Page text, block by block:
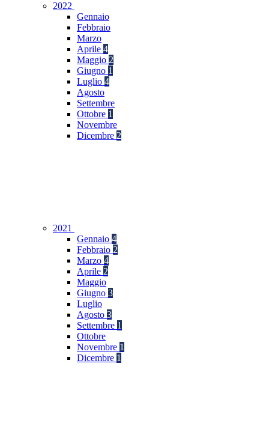
2022
Gennaio
Febbraio
Marzo
Aprile 4
Maggio 2
Giugno 1
Luglio 4
Agosto
Settembre
Ottobre 1
Novembre
Dicembre 2
2021
Gennaio 4
Febbraio 2
Marzo 4
Aprile 2
Maggio
Giugno 3
Luglio
Agosto 3
Settembre 1
Ottobre
Novembre 1
Dicembre 1